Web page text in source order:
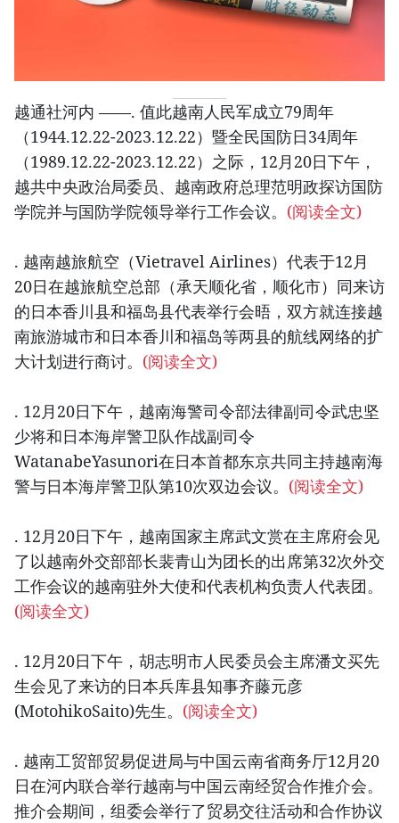
越通社河内 ——. 值此越南人民军成立79周年
（1944.12.22-2023.12.22）暨全民国防日34周年
（1989.12.22-2023.12.22）之际，12月20日下午，
越共中央政治局委员、越南政府总理范明政探访国防
学院并与国防学院领导举行工作会议。 (阅读全文)
. 越南越旅航空（Vietravel Airlines）代表于12月
20日在越旅航空总部（承天顺化省，顺化市）同来访
的日本香川县和福岛县代表举行会晤，双方就连接越
南旅游城市和日本香川和福岛等两县的航线网络的扩
大计划进行商讨。 (阅读全文)
. 12月20日下午，越南海警司令部法律副司令武忠坚
少将和日本海岸警卫队作战副司令
WatanabeYasunori在日本首都东京共同主持越南海
警与日本海岸警卫队第10次双边会议。 (阅读全文)
. 12月20日下午，越南国家主席武文赏在主席府会见
了以越南外交部部长裴青山为团长的出席第32次外交
工作会议的越南驻外大使和代表机构负责人代表团。
(阅读全文)
. 12月20日下午，胡志明市人民委员会主席潘文买先
生会见了来访的日本兵库县知事齐藤元彦
(MotohikoSaito)先生。 (阅读全文)
. 越南工贸部贸易促进局与中国云南省商务厅12月20
日在河内联合举行越南与中国云南经贸合作推介会。
推介会期间，组委会举行了贸易交往活动和合作协议